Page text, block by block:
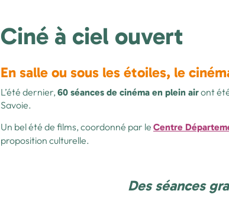
Ciné à ciel ouvert
En salle ou sous les étoiles, le
L’été dernier, 60 séances de cinéma en plein airont
Savoie.
Un bel été de films, coordonné par le Centre
proposition culturelle.
Des séances